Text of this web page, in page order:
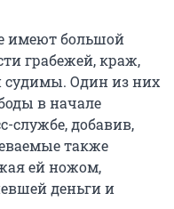
имеют большой
грабежей, краж,
судимы. Один из них
в начале
службе, добавив,
также
ей ножом,
деньги и